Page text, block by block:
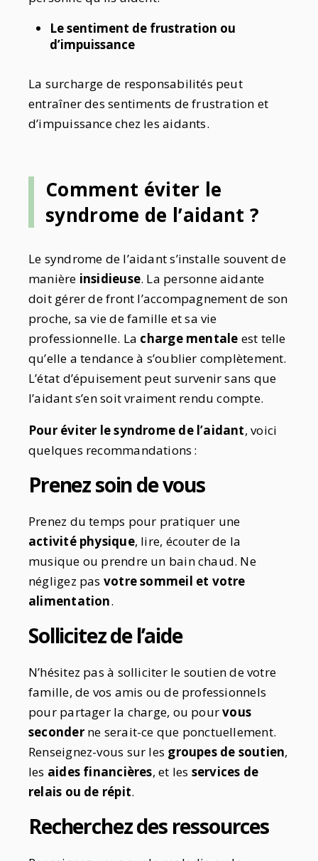
Le sentiment de frustration ou
d’impuissance
La surcharge de responsabilités peut
entraîner des sentiments de frustration et
d’impuissance chez les aidants.
Comment éviter le
syndrome de l’aidant ?
Le syndrome de l’aidant s’installe souvent de
manière insidieuse. La personne aidante
doit gérer de front l’accompagnement de son
proche, sa vie de famille et sa vie
professionnelle. La charge mentale est telle
qu’elle a tendance à s’oublier complètement.
L’état d’épuisement peut survenir sans que
l’aidant s’en soit vraiment rendu compte.
Pour éviter le syndrome de l’aidant, voici
quelques recommandations :
Prenez soin de vous
Prenez du temps pour pratiquer une
activité physique, lire, écouter de la
musique ou prendre un bain chaud. Ne
négligez pas votre sommeil et votre
alimentation.
Sollicitez de l’aide
N’hésitez pas à solliciter le soutien de votre
famille, de vos amis ou de professionnels
pour partager la charge, ou pourvous
seconderne serait-ce que ponctuellement.
Renseignez-vous sur les groupes de soutien,
les aides financières, et les services de
relais ou de répit.
Recherchez des ressources